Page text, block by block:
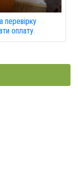
перевірку
оплату.